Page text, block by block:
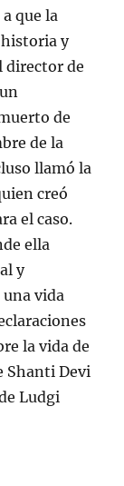
que la
y
director de
de
de la
llamó la
creó
el caso.
ella
y
vida
la vida de
Shanti Devi
Ludgi